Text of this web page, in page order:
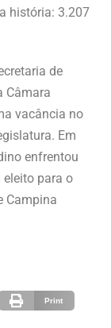
história: 3.207
de
Câmara
vacância no
Em
enfrentou
para o
Campina
Print